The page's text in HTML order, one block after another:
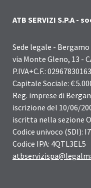
ATB SERVIZI S.P.A -
Sede legale - Bergamo
via Monte Gleno, 13 -
P.IVA+C.F.: 02967830163
Capitale Sociale: €
Reg. imprese di
iscrizione del 10/06/
iscritta nella sezione
Codice univoco (SDI):
Codice IPA: 4QTL3EL5